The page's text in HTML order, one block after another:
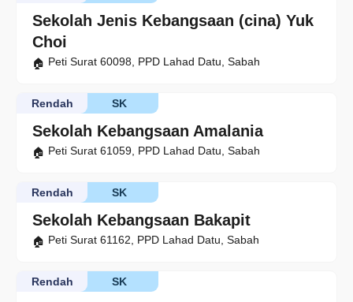
Sekolah Jenis Kebangsaan (cina) Yuk
Choi
Peti Surat 60098, PPD Lahad Datu, Sabah
Sekolah Kebangsaan Amalania
SK
Rendah
Peti Surat 61059, PPD Lahad Datu, Sabah
Sekolah Kebangsaan Bakapit
SK
Rendah
Peti Surat 61162, PPD Lahad Datu, Sabah
SK
Rendah